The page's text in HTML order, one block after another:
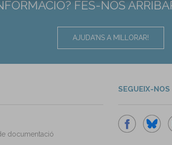
FES-NOS
AJUDA'NS A MILLORAR!
documentació
SEGUEIX-NOS